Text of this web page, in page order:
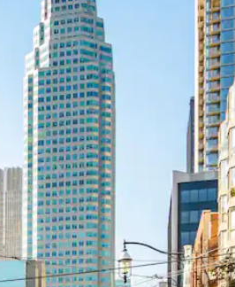
arriba y hacia abajo, o bien